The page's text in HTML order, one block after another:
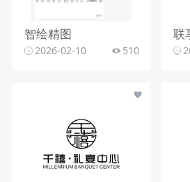
智绘精图
2026-02-10 510
联